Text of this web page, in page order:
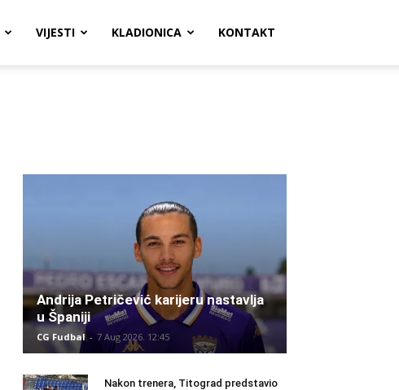
VIJESTI KLADIONICA KONTAKT
Andrija Petričević karijeru nastavlja
u Španiji
CG Fudbal - 7 Aug 2026. 12:45
Nakon trenera, Titograd predstavio